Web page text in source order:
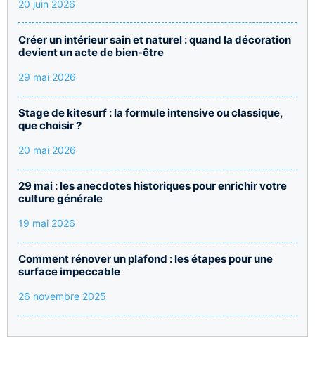
20 juin 2026
Créer un intérieur sain et naturel : quand la décoration
devient un acte de bien-être
29 mai 2026
Stage de kitesurf : la formule intensive ou classique,
que choisir ?
20 mai 2026
29 mai : les anecdotes historiques pour enrichir votre
culture générale
19 mai 2026
Comment rénover un plafond : les étapes pour une
surface impeccable
26 novembre 2025